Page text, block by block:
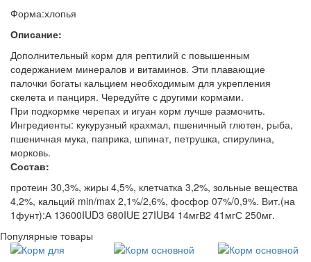
Форма:хлопья
Описание:
Дополнительный корм для рептилий с повышенным
содержанием минералов и витаминов. Эти плавающие
палочки богаты кальцием необходимым для укрепления
скелета и панциря. Чередуйте с другими кормами.
При подкормке черепах и игуан корм лучше размочить.
Ингредиенты: кукурузный крахмал, пшеничный глютен, рыба,
пшеничная мука, паприка, шпинат, петрушка, спирулина,
морковь.
Состав:
протеин 30,3%, жиры 4,5%, клетчатка 3,2%, зольные вещества
4,2%, кальций min/max 2,1%/2,6%, фосфор 07%/0,9%. Вит.(на
1фунт):А 13600IUD3 680IUЕ 27IUВ4 14мгВ2 41мгС 250мг.
Популярные товары